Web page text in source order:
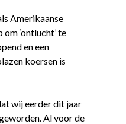
Amerikaanse
‘ontlucht’ te
en een
koersen is
wij eerder dit jaar
Al voor de